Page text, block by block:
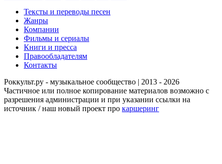
Тексты и переводы песен
Жанры
Компании
Фильмы и сериалы
Книги и пресса
Правообладателям
Контакты
Роккульт.ру - музыкальное сообщество | 2013 - 2026
Частичное или полное копирование материалов возможно с
разрешения администрации и при указании ссылки на
источник / наш новый проект про каршеринг